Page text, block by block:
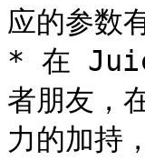
应的参数
* 在
者朋友，
力的加